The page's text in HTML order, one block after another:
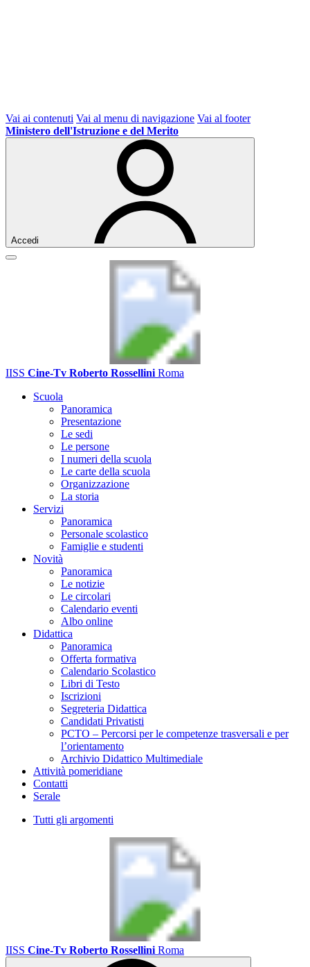
Vai ai contenuti Vai al menu di navigazione Vai al footer
Ministero dell'Istruzione e del Merito
Accedi
IISS Cine-Tv Roberto Rossellini Roma
Scuola
Panoramica
Presentazione
Le sedi
Le persone
I numeri della scuola
Le carte della scuola
Organizzazione
La storia
Servizi
Panoramica
Personale scolastico
Famiglie e studenti
Novità
Panoramica
Le notizie
Le circolari
Calendario eventi
Albo online
Didattica
Panoramica
Offerta formativa
Calendario Scolastico
Libri di Testo
Iscrizioni
Segreteria Didattica
Candidati Privatisti
PCTO – Percorsi per le competenze trasversali e per
l’orientamento
Archivio Didattico Multimediale
Attività pomeridiane
Contatti
Serale
Tutti gli argomenti
IISS Cine-Tv Roberto Rossellini Roma